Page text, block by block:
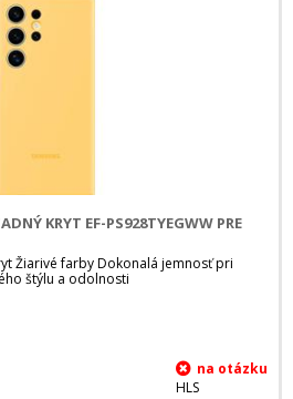
KRYT EF-PS928TYEGWW PRE
Žiarivé farby Dokonalá jemnosť pri
štýlu a odolnosti
HLS